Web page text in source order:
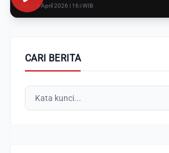
Rabu, 8 April 2026 | 16:i WIB
CARI BERITA